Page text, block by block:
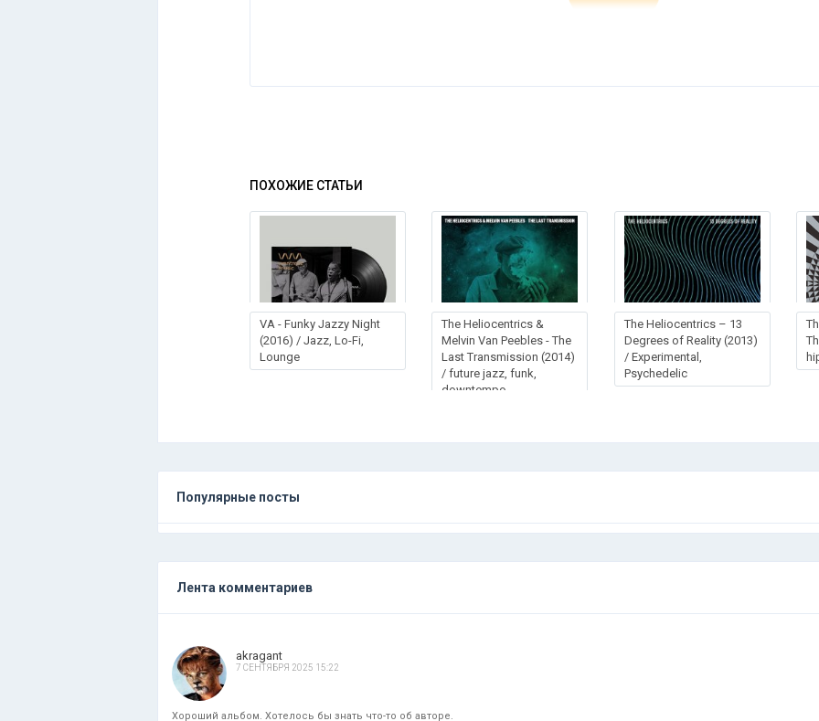
ПОХОЖИЕ СТАТЬИ
VA - Funky Jazzy Night
(2016) / Jazz, Lo-Fi,
Lounge
The Heliocentrics &
Melvin Van Peebles - The
Last Transmission (2014)
/ future jazz, funk,
downtempo,
The Heliocentrics – 13
Degrees of Reality (2013)
/ Experimental,
Psychedelic
Популярные посты
Лента комментариев
akragant
7 СЕНТЯБРЯ 2025 15:22
Хороший альбом. Хотелось бы знать что-то об авторе.